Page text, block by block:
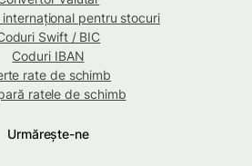
pentru stocuri
Swift / BIC
Coduri IBAN
rate de schimb
ratele de schimb
Urmărește-ne